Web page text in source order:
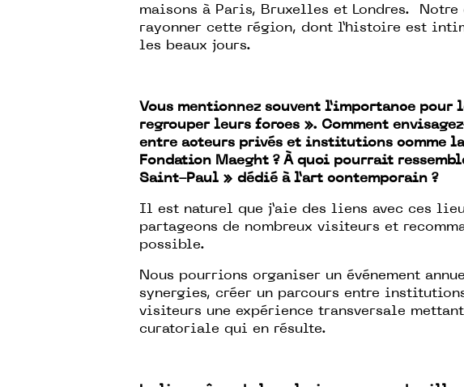
maisons à Paris, Bruxelles et Londres.
rayonner cette région, dont l’histoire est
les beaux jours.
Vous mentionnez souvent l’importance
regrouper leurs forces ». Comment
entre acteurs privés et institutions comme
Fondation Maeght ? À quoi pourrait
Saint-Paul » dédié à l’art contemporain ?
Il est naturel que j’aie des liens avec ces
partageons de nombreux visiteurs et
possible.
Nous pourrions organiser un événement
synergies, créer un parcours entre
visiteurs une expérience transversale
curatoriale qui en résulte.